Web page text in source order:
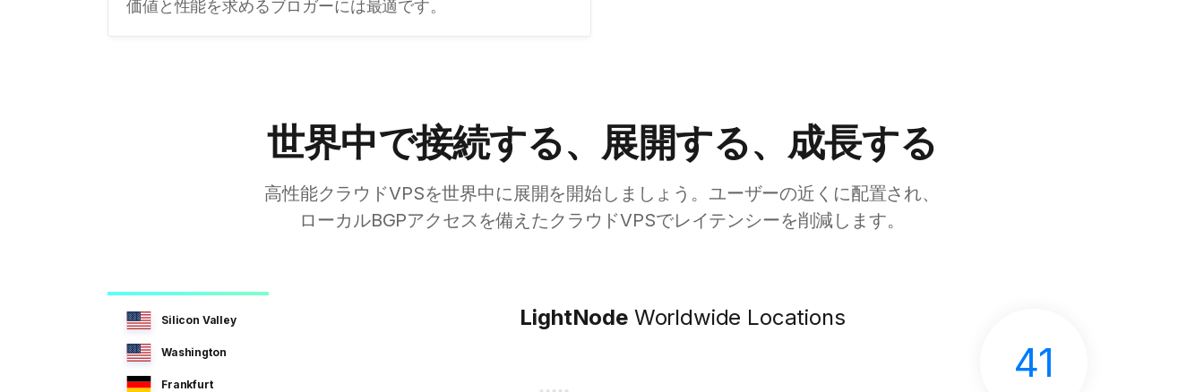
価値と性能を求めるブロガーには最適です。
世界中で接続する、展開する、成長する
高性能クラウドVPSを世界中に展開を開始しましょう。ユーザーの近くに配置され、
ローカルBGPアクセスを備えたクラウドVPSでレイテンシーを削減します。
Silicon Valley
Washington
Frankfurt
LightNode Worldwide Locations
41